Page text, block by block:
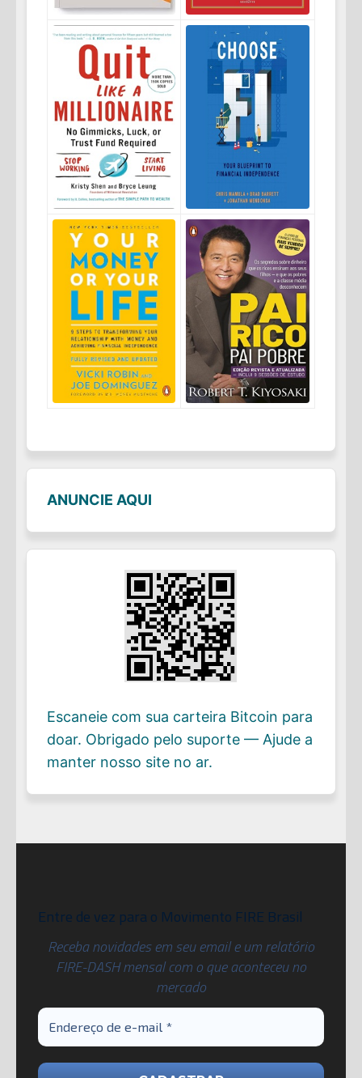
ANUNCIE AQUI
Escaneie com sua carteira Bitcoin para
doar. Obrigado pelo suporte — Ajude a
manter nosso site no ar.
Entre de vez para o Movimento FIRE Brasil
Receba novidades em seu email e um relatório
FIRE-DASH mensal com o que aconteceu no
mercado